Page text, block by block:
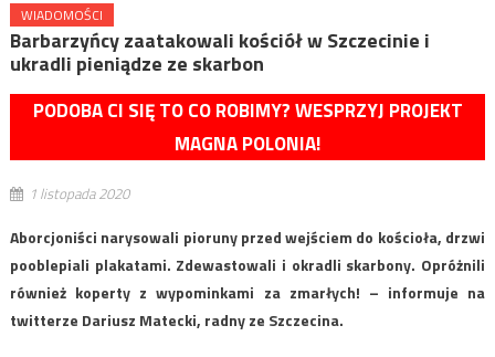
WIADOMOŚCI
Barbarzyńcy zaatakowali kościół w Szczecinie i
ukradli pieniądze ze skarbon
PODOBA CI SIĘ TO CO ROBIMY? WESPRZYJ PROJEKT
MAGNA POLONIA!
1 listopada 2020
Aborcjoniści narysowali pioruny przed wejściem do kościoła, drzwi
pooblepiali plakatami. Zdewastowali i okradli skarbony. Opróżnili
również koperty z wypominkami za zmarłych! – informuje na
twitterze Dariusz Matecki, radny ze Szczecina.